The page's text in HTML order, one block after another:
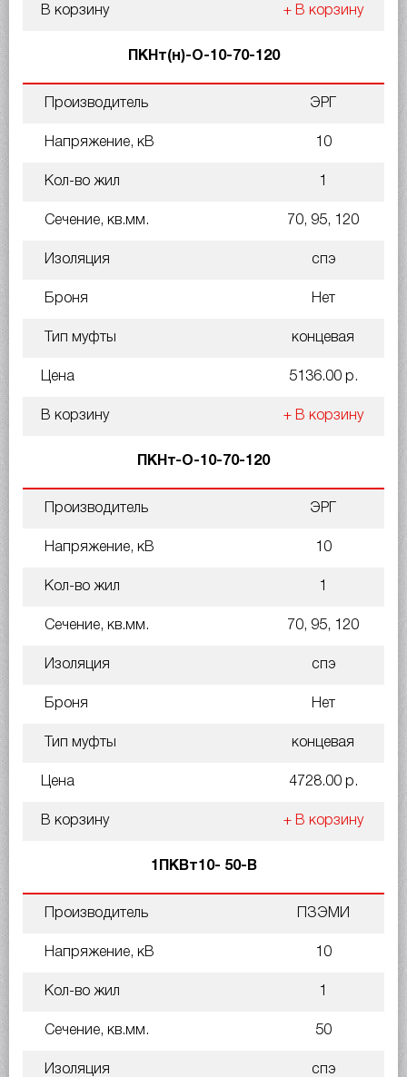
В корзину + В корзину
ПКНт(н)-О-10-70-120
Производитель ЭРГ
Напряжение, кВ 10
Кол-во жил 1
Сечение, кв.мм. 70, 95, 120
Изоляция спэ
Броня Нет
Тип муфты концевая
Цена 5136.00 р.
В корзину + В корзину
ПКНт-О-10-70-120
Производитель ЭРГ
Напряжение, кВ 10
Кол-во жил 1
Сечение, кв.мм. 70, 95, 120
Изоляция спэ
Броня Нет
Тип муфты концевая
Цена 4728.00 р.
В корзину + В корзину
1ПКВт10- 50-В
Производитель ПЗЭМИ
Напряжение, кВ 10
Кол-во жил 1
Сечение, кв.мм. 50
Изоляция спэ